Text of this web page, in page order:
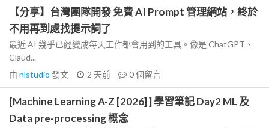
【分享】台灣團隊開發 免費 AI Prompt 管理網站，終於
不用再到處找提示詞了
最近 AI 幾乎已經變成每天工作都會用到的工具。像是 ChatGPT、
Claud...
由 nlstudio 發文 2 天前 0個留言
[Machine Learning A-Z [2026] ] 學習筆記 Day2 ML 及
Data pre-processing 概念